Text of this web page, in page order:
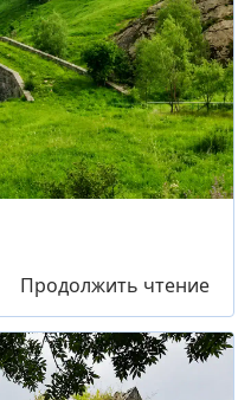
Продолжить чтение